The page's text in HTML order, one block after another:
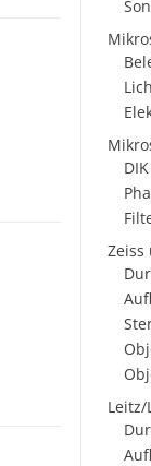
Zeiss
Leitz/